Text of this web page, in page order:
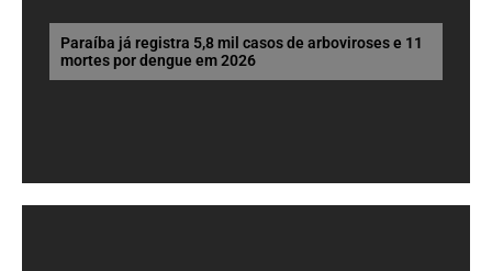
Paraíba já registra 5,8 mil casos de arboviroses e 11
mortes por dengue em 2026